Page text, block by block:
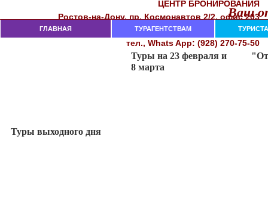
Ваш
ЦЕНТР БРОНИРОВАНИЯ
Рocтoв-нa-Дoнy, пр. Кocмoнaвтoв 2/2, oфиc 203
282-18-00, 282-18-02, 237-74-11
тел., Whats App: (928) 270-75-50
ГЛАВНАЯ ТУРАГЕНТСТВАМ